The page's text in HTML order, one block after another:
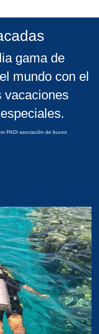
gama de
mundo con el
vacaciones
PADI asociación de buceo